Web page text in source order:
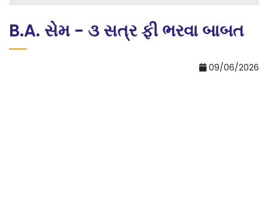
B.A. સેમ - ૩ સત્ર ફી ભરવા બાબત
09/06/2026